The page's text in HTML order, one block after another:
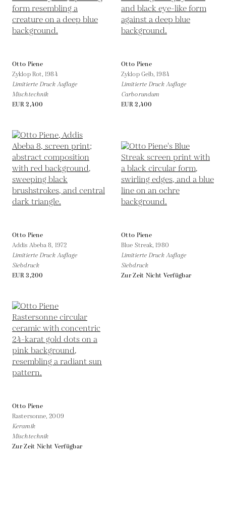
Otto Piene
Zyklop Rot,1984
Limitierte Druck Auflage
Mischtechnik
EUR 2,400
Otto Piene
Zyklop Gelb,1984
Limitierte Druck Auflage
Carborundum
EUR 2,400
Otto Piene
Addis Abeba 8, 1972
Limitierte Druck Auflage
Siebdruck
EUR 3,200
Otto Piene
Blue Streak,1980
Limitierte Druck Auflage
Siebdruck
Zur Zeit Nicht Verfügbar
Otto Piene
Rastersonne,2009
Keramik
Mischtechnik
Zur Zeit Nicht Verfügbar